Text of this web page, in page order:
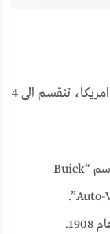
الاسم الاكبر في صناعة السيارات في امريكا، تنقسم الى 4
Buick – تأسست عام 1899 باسم “Buick
Auto-Vim and Power Company”.